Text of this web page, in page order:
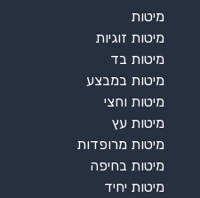
מיטות
מיטות זוגיות
מיטות בד
מיטות במבצע
מיטות וחצי
מיטות עץ
מיטות מרופדות
מיטות בחיפה
מיטות יחיד